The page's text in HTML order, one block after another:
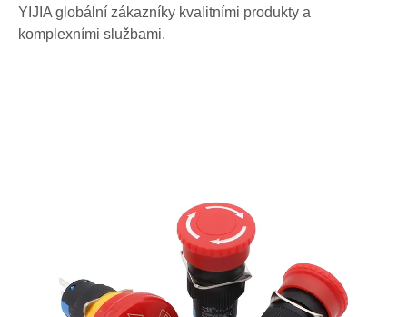
YIJIA globální zákazníky kvalitními produkty a
komplexními službami.